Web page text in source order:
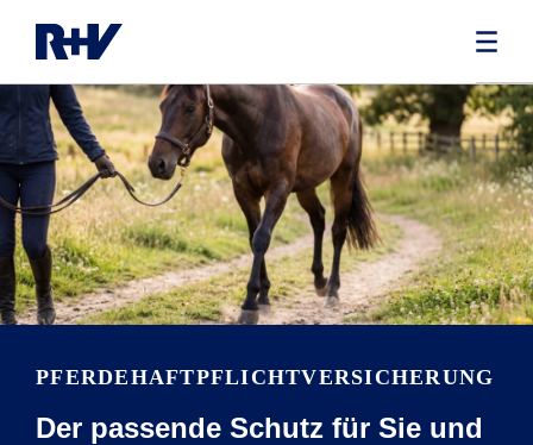
PFERDEHAFTPFLICHTVERSICHERUNG
Der passende Schutz für Sie und